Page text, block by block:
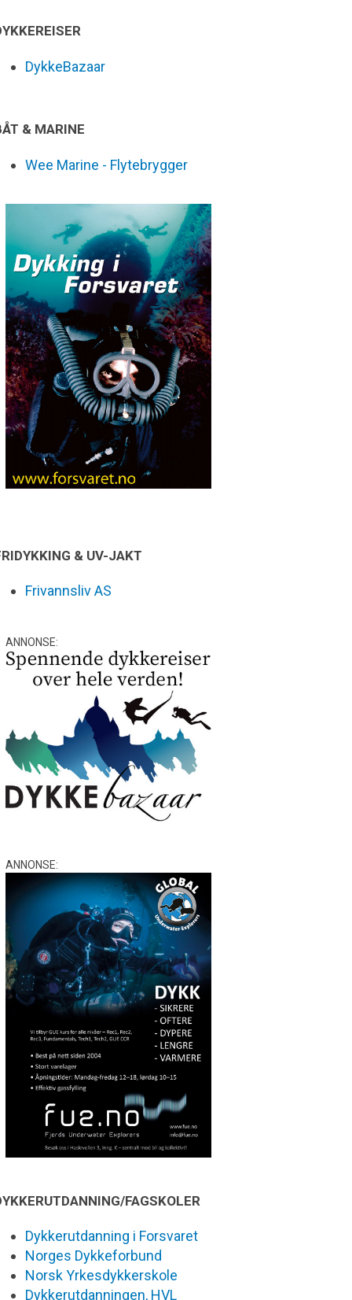
DykkeBazaar
& MARINE
Wee Marine - Flytebrygger
& UV-JAKT
Frivannsliv AS
ANNONSE:
ANNONSE:
FAGSKOLER
Dykkerutdanning i Forsvaret
Norges Dykkeforbund
Norsk Yrkesdykkerskole
Dykkerutdanningen, HVL